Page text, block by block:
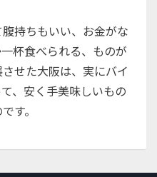
持ちもいい、お金がな
杯食べられる、ものが
せた大阪は、実にバイ
、安く手美味しいもの
す。